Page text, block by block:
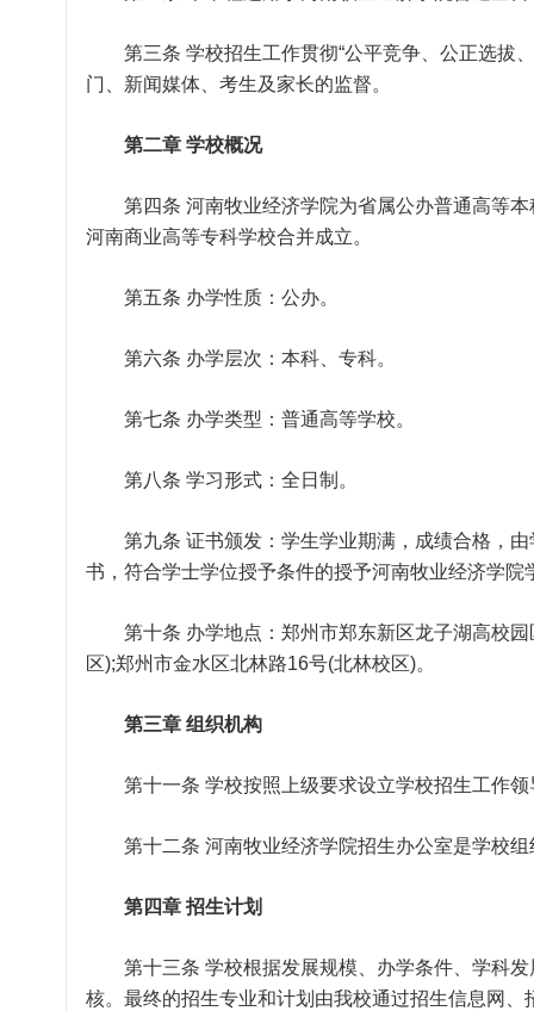
第三条 学校招生工作贯彻“公平竞争、公正选拔、
门、新闻媒体、考生及家长的监督。
第二章 学校概况
第四条 河南牧业经济学院为省属公办普通高等本
河南商业高等专科学校合并成立。
第五条 办学性质：公办。
第六条 办学层次：本科、专科。
第七条 办学类型：普通高等学校。
第八条 学习形式：全日制。
第九条 证书颁发：学生学业期满，成绩合格，由
书，符合学士学位授予条件的授予河南牧业经济学院
第十条 办学地点：郑州市郑东新区龙子湖高校园
区);郑州市金水区北林路16号(北林校区)。
第三章 组织机构
第十一条 学校按照上级要求设立学校招生工作领
第十二条 河南牧业经济学院招生办公室是学校组
第四章 招生计划
第十三条 学校根据发展规模、办学条件、学科发
核。最终的招生专业和计划由我校通过招生信息网